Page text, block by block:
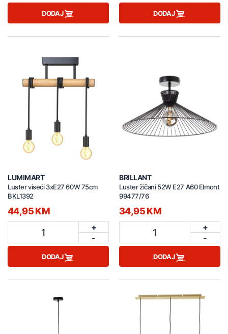
DODAJ DODAJ
LUMIMART
Luster viseći 3xE27 60W 75cm
BKL1392
44,95 KM
1
+
-
DODAJ
BRILLANT
Luster žičani 52W E27 A60 Elmont
99477/76
34,95 KM
1
+
-
DODAJ